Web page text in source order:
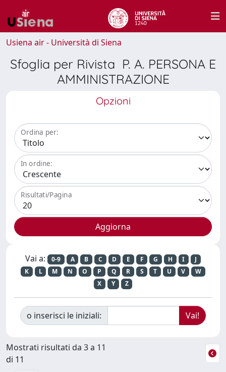
Usiena air - Università di Siena
Sfoglia per Rivista P. A. PERSONA E
AMMINISTRAZIONE
Opzioni
Ordina per:
In ordine:
Risultati/Pagina
Vai a: 0-9 A B C D E F G H I
J
K
L M N O P Q R S T U V
W
X
Y Z
o inserisci le iniziali:
Mostrati risultati da 3 a 11
di 11